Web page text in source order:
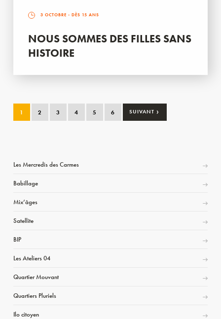
3 OCTOBRE - DÈS 15 ANS
NOUS SOMMES DES FILLES SANS
HISTOIRE
1 2 3 4 5 6 SUIVANT ›
Les Mercredis des Carmes
Babillage
Mix’âges
Satellite
BIP
Les Ateliers 04
Quartier Mouvant
Quartiers Pluriels
Ilo citoyen